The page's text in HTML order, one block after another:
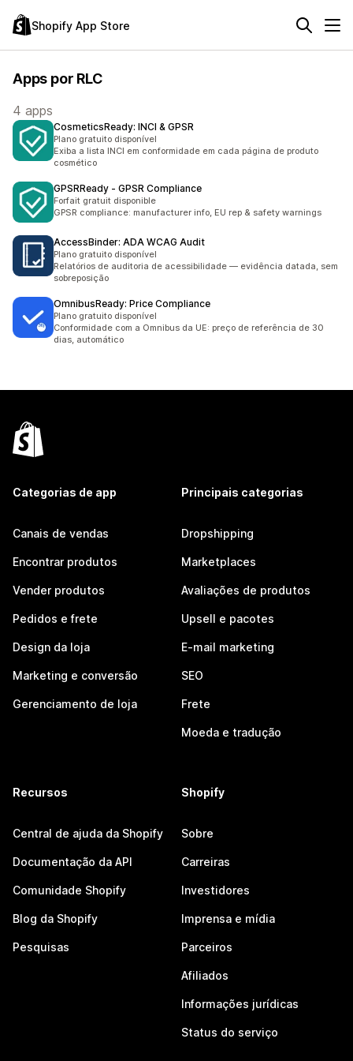
Shopify App Store
Apps por RLC
4 apps
CosmeticsReady: INCI & GPSR
Plano gratuito disponível
Exiba a lista INCI em conformidade em cada página de produto
cosmético
GPSRReady ‑ GPSR Compliance
Forfait gratuit disponible
GPSR compliance: manufacturer info, EU rep & safety warnings
AccessBinder: ADA WCAG Audit
Plano gratuito disponível
Relatórios de auditoria de acessibilidade — evidência datada, sem
sobreposição
OmnibusReady: Price Compliance
Plano gratuito disponível
Conformidade com a Omnibus da UE: preço de referência de 30
dias, automático
Categorias de app
Canais de vendas
Encontrar produtos
Vender produtos
Pedidos e frete
Design da loja
Marketing e conversão
Gerenciamento de loja
Principais categorias
Dropshipping
Marketplaces
Avaliações de produtos
Upsell e pacotes
E-mail marketing
SEO
Frete
Moeda e tradução
Recursos
Central de ajuda da Shopify
Documentação da API
Comunidade Shopify
Blog da Shopify
Pesquisas
Shopify
Sobre
Carreiras
Investidores
Imprensa e mídia
Parceiros
Afiliados
Informações jurídicas
Status do serviço